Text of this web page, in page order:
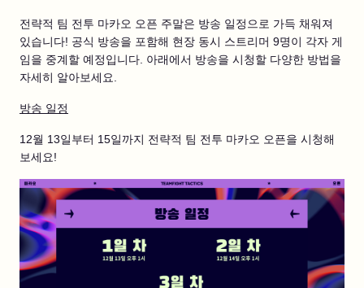
전략적 팀 전투 마카오 오픈 주말은 방송 일정으로 가득 채워져
있습니다! 공식 방송을 포함해 현장 동시 스트리머 9명이 각자 게
임을 중계할 예정입니다. 아래에서 방송을 시청할 다양한 방법을
자세히 알아보세요.
방송 일정
12월 13일부터 15일까지 전략적 팀 전투 마카오 오픈을 시청해
보세요!